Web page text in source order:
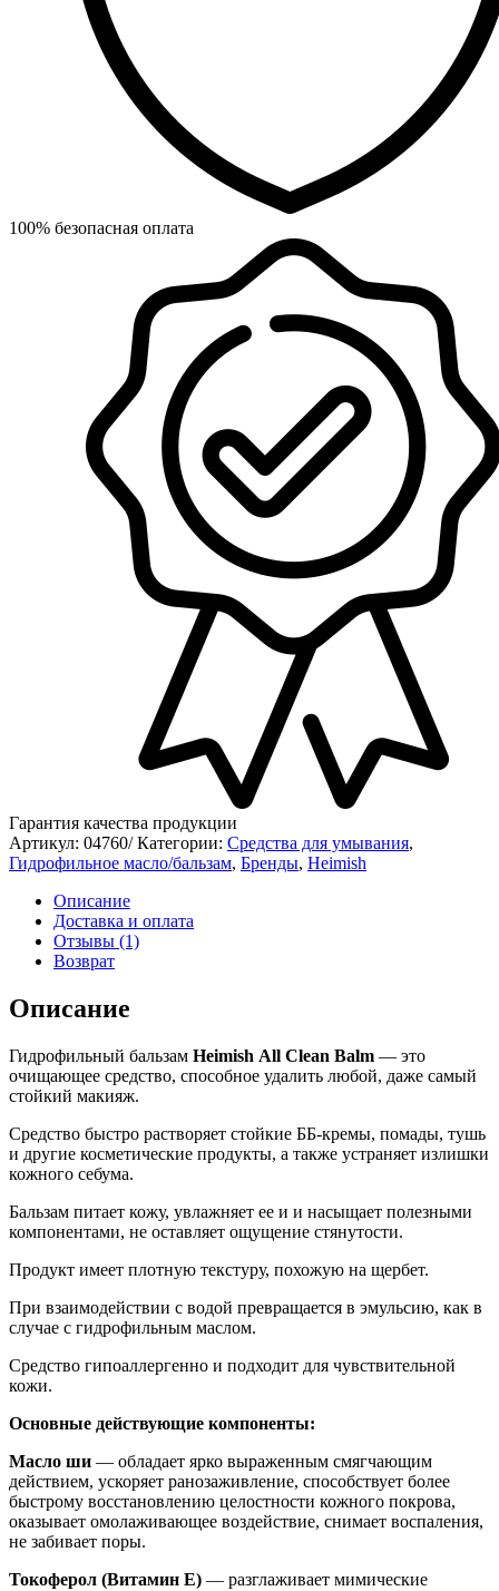
100% безопасная оплата
Гарантия качества продукции
Артикул: 04760/ Категории: Средства для умывания,
Гидрофильное масло/бальзам, Бренды, Heimish
Описание
Доставка и оплата
Отзывы (1)
Возврат
Описание
Гидрофильный бальзам Heimish All Clean Balm — это
очищающее средство, способное удалить любой, даже самый
стойкий макияж.
Средство быстро растворяет стойкие ББ-кремы, помады, тушь
и другие косметические продукты, а также устраняет излишки
кожного себума.
Бальзам питает кожу, увлажняет ее и и насыщает полезными
компонентами, не оставляет ощущение стянутости.
Продукт имеет плотную текстуру, похожую на щербет.
При взаимодействии с водой превращается в эмульсию, как в
случае с гидрофильным маслом.
Средство гипоаллергенно и подходит для чувствительной
кожи.
Основные действующие компоненты:
Масло ши — обладает ярко выраженным смягчающим
действием, ускоряет ранозаживление, способствует более
быстрому восстановлению целостности кожного покрова,
оказывает омолаживающее воздействие, снимает воспаления,
не забивает поры.
Токоферол (Витамин Е) — разглаживает мимические